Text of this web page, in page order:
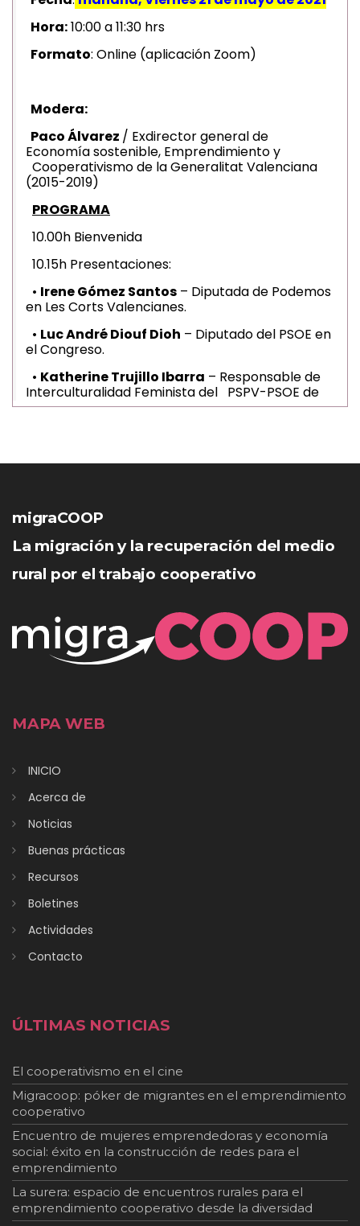
migraCOOP
La migración y la recuperación del medio
rural por el trabajo cooperativo
MAPA WEB
INICIO
Acerca de
Noticias
Buenas prácticas
Recursos
Boletines
Actividades
Contacto
ÚLTIMAS NOTICIAS
El cooperativismo en el cine
Migracoop: póker de migrantes en el emprendimiento
cooperativo
Encuentro de mujeres emprendedoras y economía
social: éxito en la construcción de redes para el
emprendimiento
La surera: espacio de encuentros rurales para el
emprendimiento cooperativo desde la diversidad